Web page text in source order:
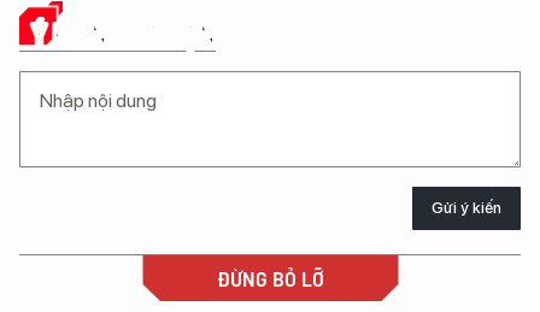
Ý KIẾN CỦA BẠN
Gửi ý kiến
ĐỪNG BỎ LỠ